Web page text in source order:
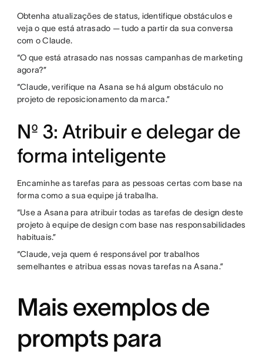
Obtenha atualizações de status, identifique obstáculos e
veja o que está atrasado — tudo a partir da sua conversa
com o Claude.
“O que está atrasado nas nossas campanhas de marketing
agora?”
“Claude, verifique na Asana se há algum obstáculo no
projeto de reposicionamento da marca.”
Nº 3: Atribuir e delegar de
forma inteligente
Encaminhe as tarefas para as pessoas certas com base na
forma como a sua equipe já trabalha.
“Use a Asana para atribuir todas as tarefas de design deste
projeto à equipe de design com base nas responsabilidades
habituais.”
“Claude, veja quem é responsável por trabalhos
semelhantes e atribua essas novas tarefas na Asana.”
Mais exemplos de
prompts para